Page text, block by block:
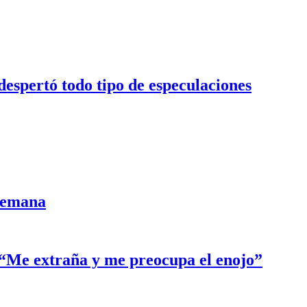
todo tipo de especulaciones
extraña y me preocupa el enojo”